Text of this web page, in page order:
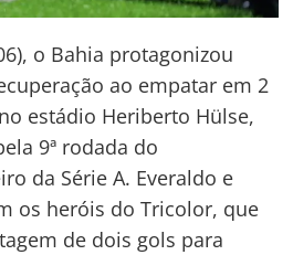
o Bahia protagonizou
ao empatar em 2
estádio Heriberto Hülse,
9ª rodada do
da Série A. Everaldo e
os heróis do Tricolor, que
de dois gols para